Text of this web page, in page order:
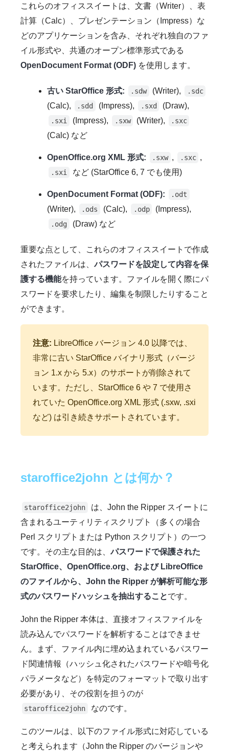
これらのオフィススイートは、文書（Writer）、表
計算（Calc）、プレゼンテーション（Impress）な
どのアプリケーションを含み、それぞれ独自のファ
イル形式や、共通のオープン標準形式である
OpenDocument Format (ODF) を使用します。
古い StarOffice 形式: .sdw (Writer), .sdc
(Calc), .sdd (Impress), .sxd (Draw),
.sxi (Impress), .sxw (Writer), .sxc
(Calc) など
OpenOffice.org XML 形式: .sxw , .sxc ,
.sxi など (StarOffice 6, 7 でも使用)
OpenDocument Format (ODF): .odt
(Writer), .ods (Calc), .odp (Impress),
.odg (Draw) など
重要な点として、これらのオフィススイートで作成
されたファイルは、パスワードを設定して内容を保
護する機能を持っています。ファイルを開く際にパ
スワードを要求したり、編集を制限したりすること
ができます。
注意: LibreOffice バージョン 4.0 以降では、
非常に古い StarOffice バイナリ形式（バージ
ョン 1.x から 5.x）のサポートが削除されて
います。ただし、StarOffice 6 や 7 で使用さ
れていた OpenOffice.org XML 形式 (.sxw, .sxi
など) は引き続きサポートされています。
staroffice2john とは何か？
staroffice2john
は、John the Ripper スイートに
含まれるユーティリティスクリプト（多くの場合
Perl スクリプトまたは Python スクリプト）の一つ
です。その主な目的は、パスワードで保護された
StarOffice、OpenOffice.org、および LibreOffice
のファイルから、John the Ripper が解析可能な形
式のパスワードハッシュを抽出することです。
John the Ripper 本体は、直接オフィスファイルを
読み込んでパスワードを解析することはできませ
ん。まず、ファイル内に埋め込まれているパスワー
ド関連情報（ハッシュ化されたパスワードや暗号化
パラメータなど）を特定のフォーマットで取り出す
必要があり、その役割を担うのが
staroffice2john なのです。
このツールは、以下のファイル形式に対応している
と考えられます（John the Ripper のバージョンや